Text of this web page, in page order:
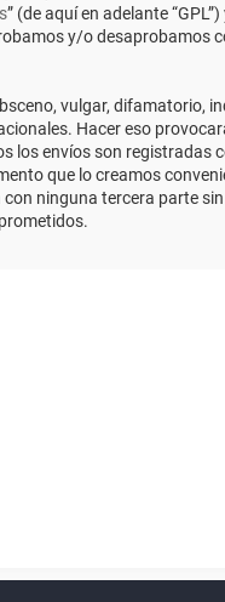
” (de aquí en adelante
y/o
vulgar, difamatorio,
Hacer eso
los envíos son registradas
que lo creamos
ninguna tercera parte